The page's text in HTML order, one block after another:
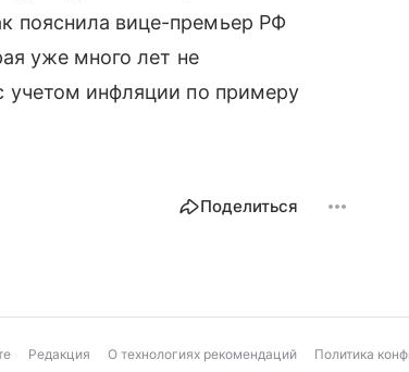
пояснила вице-премьер РФ
уже много лет не
учетом инфляции по примеру
Поделиться
Редакция О технологиях рекомендаций Политика